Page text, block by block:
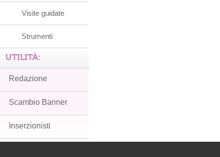
Visite guidate
Strumenti
UTILITÀ:
Redazione
Scambio Banner
Inserzionisti